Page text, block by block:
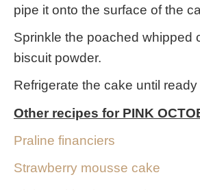
pipe it onto the surface of the
Sprinkle the poached whipped
biscuit powder.
Refrigerate the cake until
Other recipes for PINK
Praline financiers
Strawberry mousse cake